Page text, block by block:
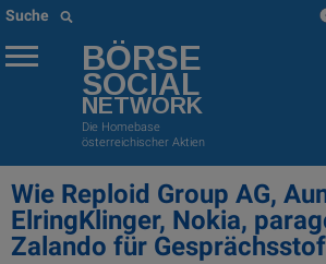
Suche
BÖRSE
SOCIAL
NETWORK
Die Homebase
österreichischer Aktien
Wie Reploid Group AG,
ElringKlinger, Nokia,
Zalando für